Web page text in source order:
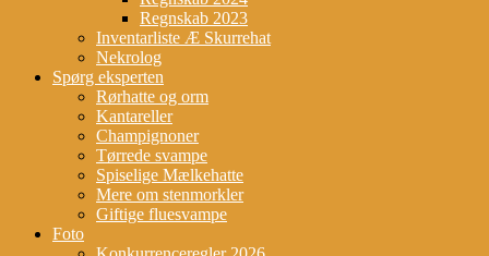
Regnskab 2023
Inventarliste Æ Skurrehat
Nekrolog
Spørg eksperten
Rørhatte og orm
Kantareller
Champignoner
Tørrede svampe
Spiselige Mælkehatte
Mere om stenmorkler
Giftige fluesvampe
Foto